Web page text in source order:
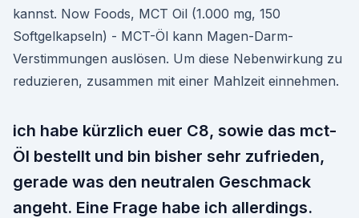
kannst. Now Foods, MCT Oil (1.000 mg, 150
Softgelkapseln) - MCT-Öl kann Magen-Darm-
Verstimmungen auslösen. Um diese Nebenwirkung zu
reduzieren, zusammen mit einer Mahlzeit einnehmen.
ich habe kürzlich euer C8, sowie das mct-
Öl bestellt und bin bisher sehr zufrieden,
gerade was den neutralen Geschmack
angeht. Eine Frage habe ich allerdings.